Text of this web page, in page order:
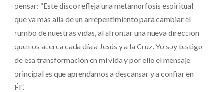
pensar: “Este disco refleja una metamorfosis espiritual
que va más allá de un arrepentimiento para cambiar el
rumbo de nuestras vidas, al afrontar una nueva dirección
que nos acerca cada día a Jesús y a la Cruz. Yo soy testigo
de esa transformación en mi vida y por ello el mensaje
principal es que aprendamos a descansar y a confiar en
Él”.